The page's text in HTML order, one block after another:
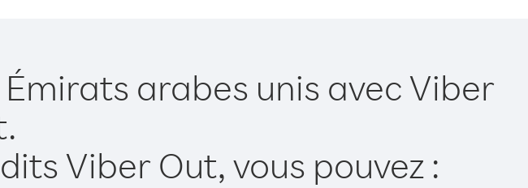
arabes unis avec Viber
Viber Out, vous pouvez :